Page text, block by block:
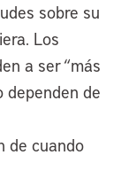
sobre su
Los
a ser “más
dependen de
de cuando